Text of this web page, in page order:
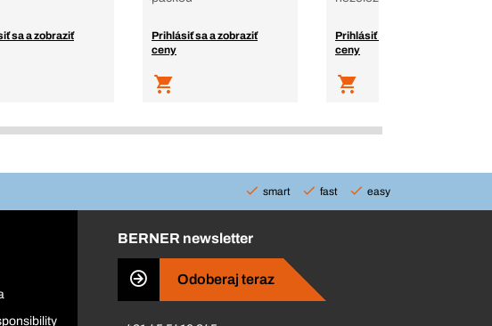
sa a zobraziť
Prihlásiť sa a zobraziť
ceny
Prihlásiť sa a zobraziť
ceny
smart fast easy
BERNER newsletter
Odoberaj teraz